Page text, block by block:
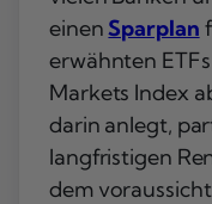
einenSparplan
erwähnten
Markets Index
darin anlegt,
langfristigen
dem